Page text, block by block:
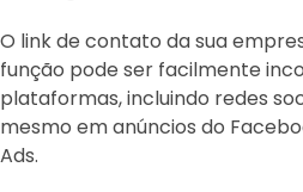
O link de contato da sua
função pode ser facilmente
plataformas, incluindo redes
mesmo em anúncios do
Ads.